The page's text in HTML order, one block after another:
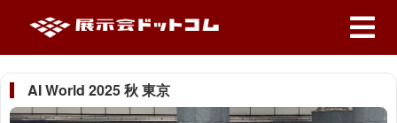
AI World 2025 秋 東京